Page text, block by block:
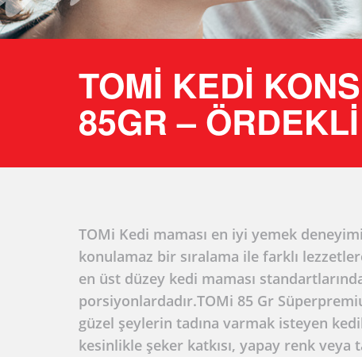
TOMI KEDI
85GR – ÖRDEKLI
TOMi Kedi maması en iyi yemek
konulamaz bir sıralama ile farklı
en üst düzey kedi maması
porsiyonlardadır.TOMi 85 Gr
güzel şeylerin tadına varmak isteyen
kesinlikle şeker katkısı, yapay renk